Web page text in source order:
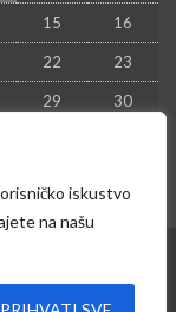
iskustvo
na našu
15 16
22 23
29 30